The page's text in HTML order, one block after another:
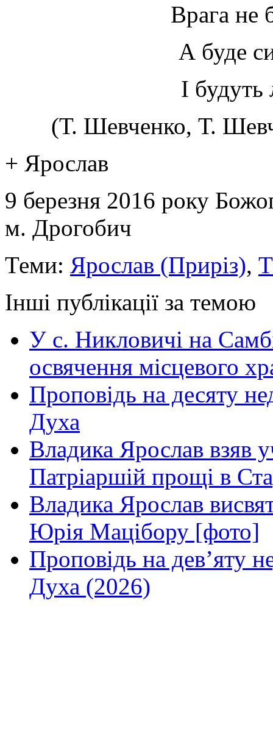
Врага не
А буде
І
(Т. Шевченко, Т.
+ Ярослав
9 березня 2016 року
м. Дрогобич
Теми: Ярослав (Приріз),
Інші публікації за темою
У с. Никловичі на
освячення місцевого
Проповідь на десяту
Духа
Владика Ярослав взяв
Патріаршій прощі в
Владика Ярослав
Юрія Мацібору [фото]
Проповідь на дев’яту
Духа (2026)